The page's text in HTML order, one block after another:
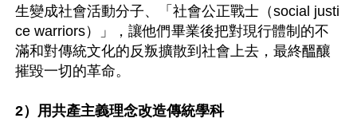
生變成社會活動分子、「社會公正戰士（social justi
ce warriors）」，讓他們畢業後把對現行體制的不
滿和對傳統文化的反叛擴散到社會上去，最終醞釀
摧毀一切的革命。
2）用共產主義理念改造傳統學科